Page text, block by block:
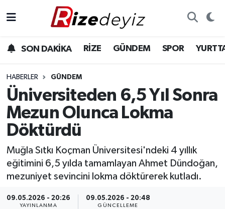
SON DAKİKA RİZE GÜNDEM SPOR
HABERLER GÜNDEM
Üniversiteden 6,5 Yıl Sonra
Mezun Olunca Lokma
Döktürdü
Muğla Sıtkı Koçman Üniversitesi'ndeki 4 yıllık
eğitimini 6,5 yılda tamamlayan Ahmet Dündoğan,
mezuniyet sevincini lokma döktürerek kutladı.
09.05.2026 - 20:26
YAYINLANMA
09.05.2026 - 20:48
GÜNCELLEME
Gündem
Yurttan Haberler
Ekonomi
Sağlık
Rize Hava Durumu
Rize Trafik Yoğunluk Haritası
Süper Lig Puan Durumu ve Fikstür
Son Dakika Haberleri